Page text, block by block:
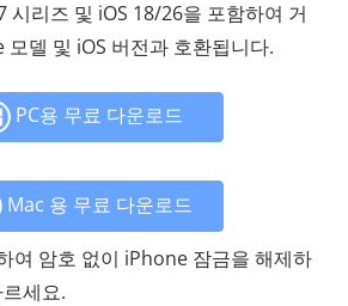
시리즈 및 iOS 18/26을 포함하여 거
델 및 iOS 버전과 호환됩니다.
PC용 무료 다운로드
Mac 용 무료 다운로드
여 암호 없이 iPhone 잠금을 해제하
세요.